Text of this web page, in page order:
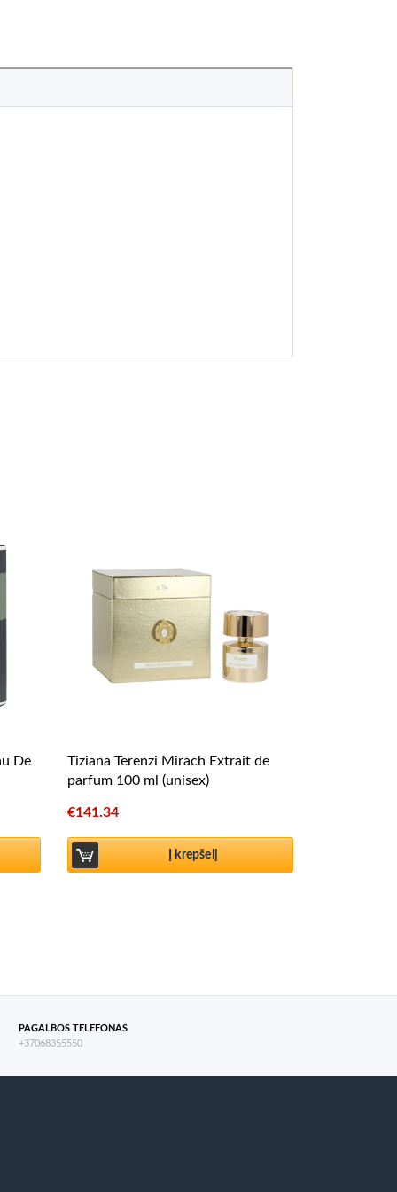
De
Tiziana Terenzi Mirach Extrait de
parfum 100 ml (unisex)
€141.34
Į krepšelį
PAGALBOS TELEFONAS
+37068355550